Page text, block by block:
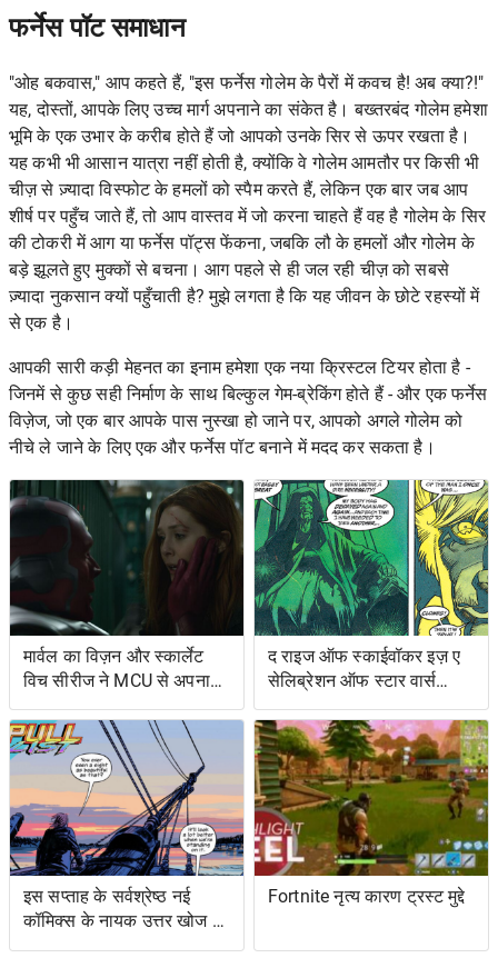
फर्नेस पॉट समाधान
"ओह बकवास," आप कहते हैं, "इस फर्नेस गोलेम के पैरों में कवच है! अब क्या?!"
यह, दोस्तों, आपके लिए उच्च मार्ग अपनाने का संकेत है। बख्तरबंद गोलेम हमेशा
भूमि के एक उभार के करीब होते हैं जो आपको उनके सिर से ऊपर रखता है।
यह कभी भी आसान यात्रा नहीं होती है, क्योंकि वे गोलेम आमतौर पर किसी भी
चीज़ से ज़्यादा विस्फोट के हमलों को स्पैम करते हैं, लेकिन एक बार जब आप
शीर्ष पर पहुँच जाते हैं, तो आप वास्तव में जो करना चाहते हैं वह है गोलेम के सिर
की टोकरी में आग या फर्नेस पॉट्स फेंकना, जबकि लौ के हमलों और गोलेम के
बड़े झूलते हुए मुक्कों से बचना। आग पहले से ही जल रही चीज़ को सबसे
ज़्यादा नुकसान क्यों पहुँचाती है? मुझे लगता है कि यह जीवन के छोटे रहस्यों में
से एक है।
आपकी सारी कड़ी मेहनत का इनाम हमेशा एक नया क्रिस्टल टियर होता है -
जिनमें से कुछ सही निर्माण के साथ बिल्कुल गेम-ब्रेकिंग होते हैं - और एक फर्नेस
विज़ेज, जो एक बार आपके पास नुस्खा हो जाने पर, आपको अगले गोलेम को
नीचे ले जाने के लिए एक और फर्नेस पॉट बनाने में मदद कर सकता है।
मार्वल का विज़न और स्कार्लेट
विच सीरीज ने MCU से अपना
शोअरनर चुना
द राइज ऑफ स्काईवॉकर इज़ ए
सेलिब्रेशन ऑफ स्टार वार्स
ओल्ड एक्सटेंडेड यूनिवर्स- एंड
इट्स ग्रेटेस्ट रेस्ट्यूडिएशन
इस सप्ताह के सर्वश्रेष्ठ नई
कॉमिक्स के नायक उत्तर खोज रहे
हैं ... और प्रतिशोध समुद्र पर
Fortnite नृत्य कारण ट्रस्ट मुद्दे